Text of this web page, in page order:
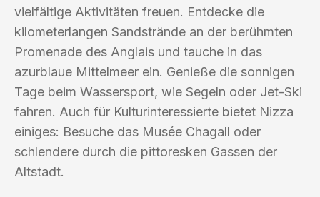
vielfältige Aktivitäten freuen. Entdecke die
kilometerlangen Sandstrände an der berühmten
Promenade des Anglais und tauche in das
azurblaue Mittelmeer ein. Genieße die sonnigen
Tage beim Wassersport, wie Segeln oder Jet-Ski
fahren. Auch für Kulturinteressierte bietet Nizza
einiges: Besuche das Musée Chagall oder
schlendere durch die pittoresken Gassen der
Altstadt.